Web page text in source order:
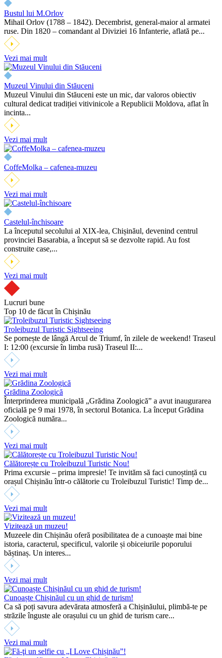
Bustul lui M.Orlov
Mihail Orlov (1788 – 1842). Decembrist, general-maior al armatei
ruse. Din 1820 – comandant al Diviziei 16 Infanterie, aflată pe...
Vezi mai mult
Muzeul Vinului din Stăuceni
Muzeul Vinului din Stăuceni este un mic, dar valoros obiectiv
cultural dedicat tradiției vitivinicole a Republicii Moldova, aflat în
incinta...
Vezi mai mult
CoffeMolka – cafenea-muzeu
Vezi mai mult
Castelul-închisoare
La începutul secolului al XIX-lea, Chișinăul, devenind centrul
provinciei Basarabia, a început să se dezvolte rapid. Au fost
construite case,...
Vezi mai mult
Lucruri bune
Top 10 de făcut în Chișinău
Troleibuzul Turistic Sightseeing
Se pornește de lângă Arcul de Triumf, în zilele de weekend! Traseul
I: 12:00 (excursie în limba rusă) Traseul II:...
Vezi mai mult
Grădina Zoologică
Înterprinderea municipală „Grădina Zoologică” a avut inaugurarea
oficială pe 9 mai 1978, în sectorul Botanica. La început Grădina
Zoologică număra...
Vezi mai mult
Călătorește cu Troleibuzul Turistic Nou!
Prima excursie – prima impresie! Te invităm să faci cunoștință cu
orașul Chișinău într-o călătorie cu Troleibuzul Turistic! Timp de...
Vezi mai mult
Vizitează un muzeu!
Muzeele din Chișinău oferă posibilitatea de a cunoaște mai bine
istoria, caracterul, specificul, valorile și obiceiurile poporului
băștinaș. Un interes...
Vezi mai mult
Cunoaște Chișinăul cu un ghid de turism!
Ca să poți savura adevărata atmosferă a Chișinăului, plimbă-te pe
străzile înguste ale orașului cu un ghid de turism care...
Vezi mai mult